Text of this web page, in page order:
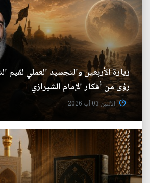
زيارة الأربعين والتجسيد العملي لقيم
رؤى من أفكار الإمام الشيرازي
الأثنين 03 آب 2026